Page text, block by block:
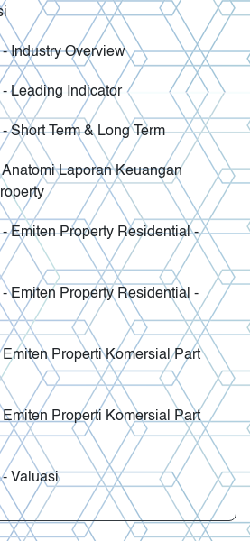
Industry Overview
Leading Indicator
Short Term & Long Term
Laporan Keuangan
Emiten Property Residential -
Emiten Property Residential -
Properti Komersial Part
Emiten Properti Komersial Part
Valuasi